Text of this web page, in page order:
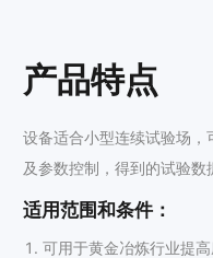
产品特点
设备适合小型连续试验场
及参数控制，得到的试验数
适用范围和条件：
可用于黄金冶炼行业提